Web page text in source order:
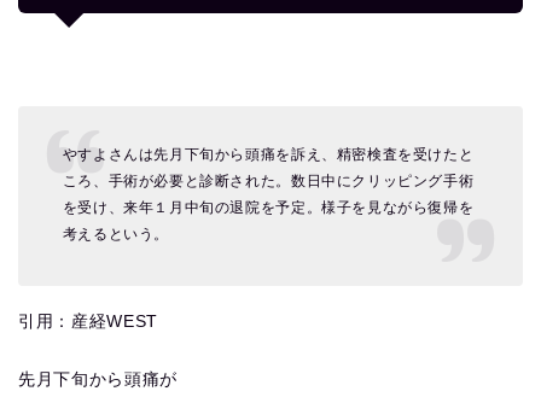
やすよさんは先月下旬から頭痛を訴え、精密検査を受けたと
ころ、手術が必要と診断された。数日中にクリッピング手術
を受け、来年１月中旬の退院を予定。様子を見ながら復帰を
考えるという。
引用：産経WEST
先月下旬から頭痛が